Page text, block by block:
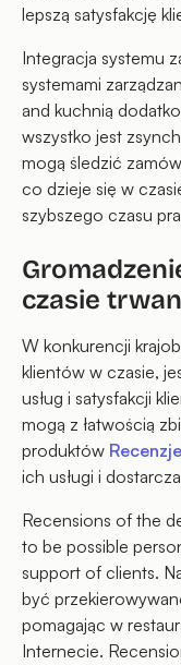
lepszą satysfakcję
Integracja systemu
systemami
and kuchnią
wszystko jest
mogą śledzić
co dzieje się w
szybszego czasu
czasie
W konkurencji
klientów w czasie,
usług i satysfakcji
mogą z łatwością
produktów
ich usługi i
Recensions of the
to be possible
support of clients.
być
pomagając w
Internecie.